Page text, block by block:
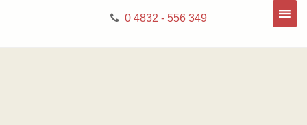
0 4832 - 556 349